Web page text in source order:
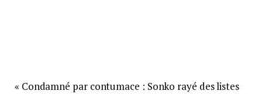
« Condamné par contumace : Sonko rayé des listes